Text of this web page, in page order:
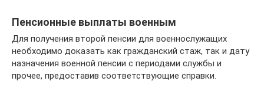
Пенсионные выплаты военным
Для получения второй пенсии для военнослужащих
необходимо доказать как гражданский стаж, так и дату
назначения военной пенсии с периодами службы и
прочее, предоставив соответствующие справки.